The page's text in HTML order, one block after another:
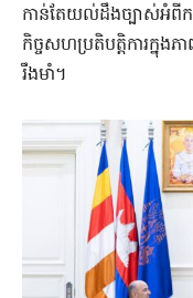
កាន់តែយល់ដឹងច្បាស់អំពីក
កិច្ចសហប្រតិបត្តិការក្នុងភ
រឹងមាំ​។